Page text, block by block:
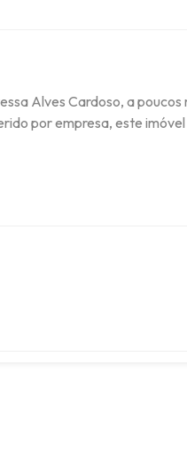
Alves Cardoso, a poucos
por empresa, este imóvel